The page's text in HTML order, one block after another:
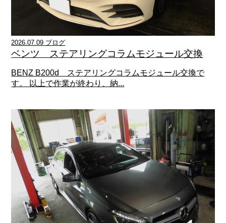
2026.07.09 ブログ
ベンツ ステアリングコラムモジュール交換
BENZ B200d ステアリングコラムモジュール交換で
す。 以上で作業が終わり、納...